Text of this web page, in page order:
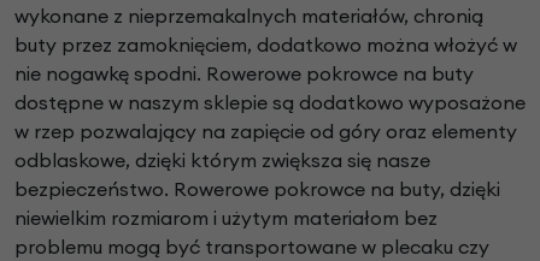
wykonane z nieprzemakalnych materiałów, chronią
buty przez zamoknięciem, dodatkowo można włożyć w
nie nogawkę spodni. Rowerowe pokrowce na buty
dostępne w naszym sklepie są dodatkowo wyposażone
w rzep pozwalający na zapięcie od góry oraz elementy
odblaskowe, dzięki którym zwiększa się nasze
bezpieczeństwo. Rowerowe pokrowce na buty, dzięki
niewielkim rozmiarom i użytym materiałom bez
problemu mogą być transportowane w plecaku czy